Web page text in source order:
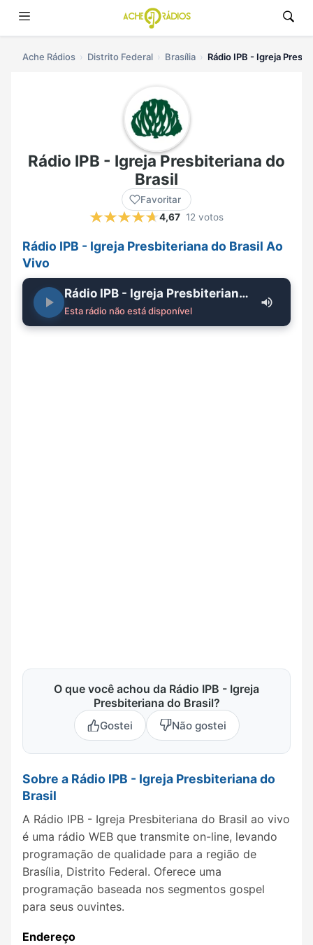
Ache Rádios Distrito Federal Brasília Rádio IPB - Igreja
Rádio IPB - Igreja Presbiteriana do
Brasil
Favoritar
4,67 12 votos
Rádio IPB - Igreja Presbiteriana do Brasil Ao
Vivo
Rádio IPB - Igreja Presbiteriana do Brasil
Esta rádio não está disponível
O que você achou da Rádio IPB - Igreja
Presbiteriana do Brasil?
Gostei Não gostei
Sobre a Rádio IPB - Igreja Presbiteriana do
Brasil
A Rádio IPB - Igreja Presbiteriana do Brasil ao vivo
é uma rádio WEB que transmite on-line, levando
programação de qualidade para a região de
Brasília, Distrito Federal. Oferece uma
programação baseada nos segmentos gospel
para seus ouvintes.
Endereço